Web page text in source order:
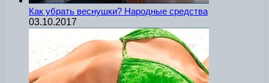
Как убрать веснушки? Народные средства
03.10.2017